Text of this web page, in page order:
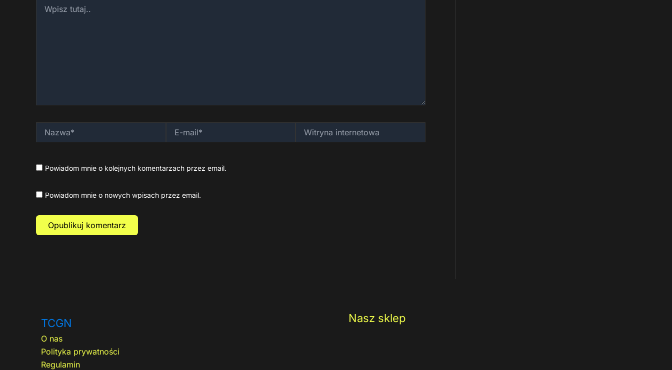
tutaj..
mail*
internetowa
Powiadom mnie o kolejnych komentarzach przez email.
Powiadom mnie o nowych wpisach przez email.
TCGN
O nas
Polityka prywatności
Regulamin
Nasz sklep